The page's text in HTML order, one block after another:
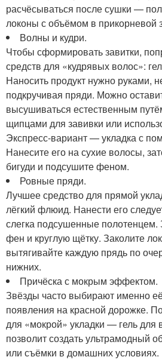
расчёсываться после сушки —
локоны с объёмом в прикорневой
Волны и кудри.
Чтобы сформировать завитки,
средств для «кудрявых волос»:
Наносить продукт нужно руками,
подкручивая пряди. Можно
высушиваться естественным
щипцами для завивки или
Экспресс-вариант — укладка с
Нанесите его на сухие волосы,
бигуди и подсушите феном.
Ровные пряди.
Лучшее средство для прямой
лёгкий флюид. Нанести его
слегка подсушенные полотенцем.
фен и круглую щётку. Заколите
вытягивайте каждую прядь по
нижних.
Причёска с мокрым эффектом.
Звёзды часто выбирают именно
появления на красной дорожке.
для «мокрой» укладки — гель для
позволит создать ультрамодный
или съёмки в домашних условиях.